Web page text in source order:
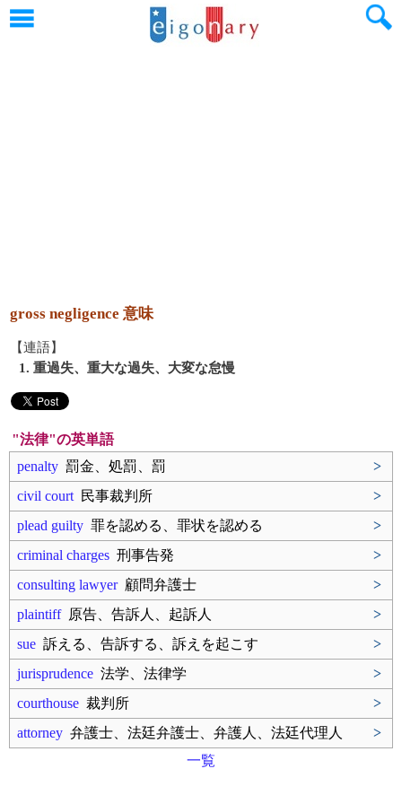
gross negligence 意味
【連語】
1. 重過失、重大な過失、大変な怠慢
"法律"の英単語
penalty 罰金、処罰、罰
>
civil court 民事裁判所
>
plead guilty 罪を認める、罪状を認める
>
criminal charges 刑事告発
>
consulting lawyer顧問弁護士
>
plaintiff原告、告訴人、起訴人
>
sue 訴える、告訴する、訴えを起こす
>
jurisprudence 法学、法律学
>
courthouse 裁判所
>
attorney 弁護士、法廷弁護士、弁護人、法廷代理人
>
一覧